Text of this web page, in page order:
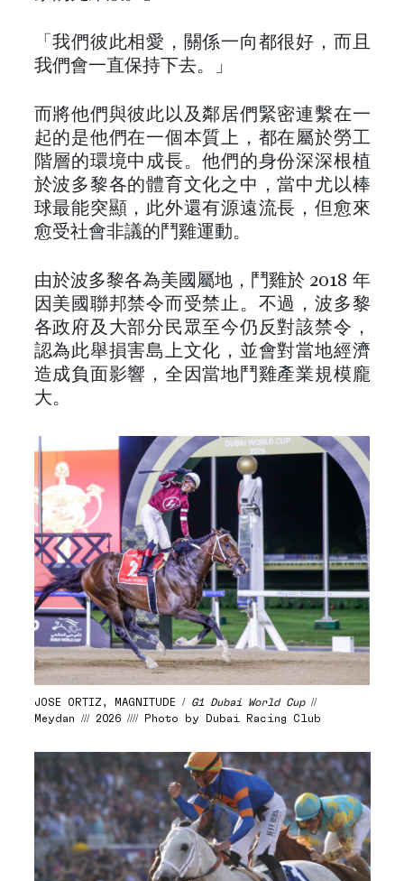
「我們彼此相愛，關係一向都很好，而且
我們會一直保持下去。」
而將他們與彼此以及鄰居們緊密連繫在一
起的是他們在一個本質上，都在屬於勞工
階層的環境中成長。他們的身份深深根植
於波多黎各的體育文化之中，當中尤以棒
球最能突顯，此外還有源遠流長，但愈來
愈受社會非議的鬥雞運動。
由於波多黎各為美國屬地，鬥雞於 2018 年
因美國聯邦禁令而受禁止。不過，波多黎
各政府及大部分民眾至今仍反對該禁令，
認為此舉損害島上文化，並會對當地經濟
造成負面影響，全因當地鬥雞產業規模龐
大。
JOSE ORTIZ, MAGNITUDE / G1 Dubai World Cup//
Meydan /// 2026 //// Photo by Dubai Racing Club